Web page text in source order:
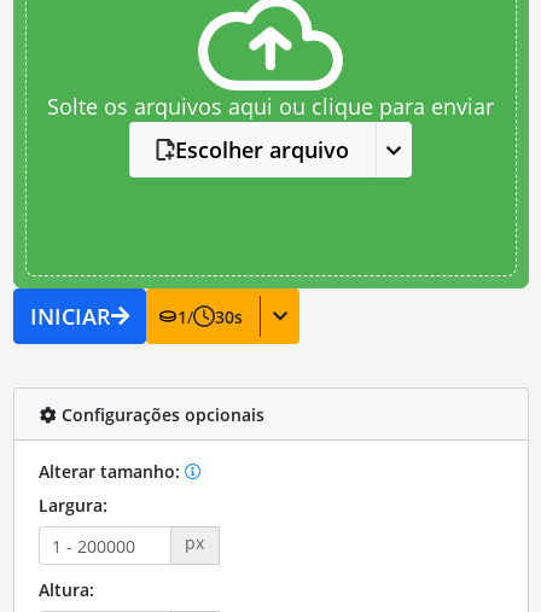
Solte os arquivos aqui ou clique para enviar
Escolher arquivo
INICIAR 1/ 30s
Configurações opcionais
Alterar tamanho:
Largura:
px
Altura: